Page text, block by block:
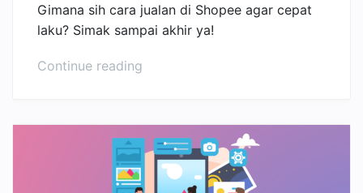
Gimana sih cara jualan di Shopee agar cepat
laku? Simak sampai akhir ya!
Continue reading
Shopee
biar
Banyak
Pembeli”